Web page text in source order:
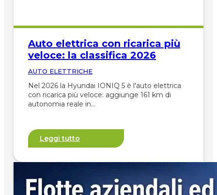
Auto elettrica con ricarica più
veloce: la classifica 2026
AUTO ELETTRICHE
Nel 2026 la Hyundai IONIQ 5 è l'auto elettrica
con ricarica più veloce: aggiunge 161 km di
autonomia reale in…
Leggi tutto